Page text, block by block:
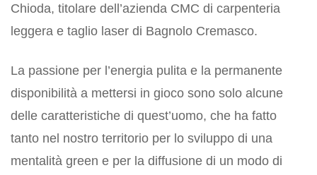
Chioda, titolare dell’azienda CMC di carpenteria
leggera e taglio laser di Bagnolo Cremasco.
La passione per l’energia pulita e la permanente
disponibilità a mettersi in gioco sono solo alcune
delle caratteristiche di quest’uomo, che ha fatto
tanto nel nostro territorio per lo sviluppo di una
mentalità green e per la diffusione di un modo di